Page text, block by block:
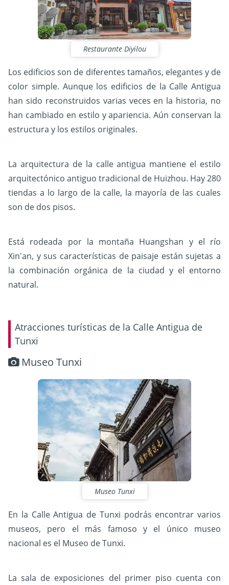
Restaurante Diyilou
Los edificios son de diferentes tamaños, elegantes y de
color simple. Aunque los edificios de la Calle Antigua
han sido reconstruidos varias veces en la historia, no
han cambiado en estilo y apariencia. Aún conservan la
estructura y los estilos originales.
La arquitectura de la calle antigua mantiene el estilo
arquitectónico antiguo tradicional de Huizhou. Hay 280
tiendas a lo largo de la calle, la mayoría de las cuales
son de dos pisos.
Está rodeada por la montaña Huangshan y el río
Xin'an, y sus características de paisaje están sujetas a
la combinación orgánica de la ciudad y el entorno
natural.
Atracciones turísticas de la Calle Antigua de
Tunxi
Museo Tunxi
Museo Tunxi
En la Calle Antigua de Tunxi podrás encontrar varios
museos, pero el más famoso y el único museo
nacional es el Museo de Tunxi.
La sala de exposiciones del primer piso cuenta con